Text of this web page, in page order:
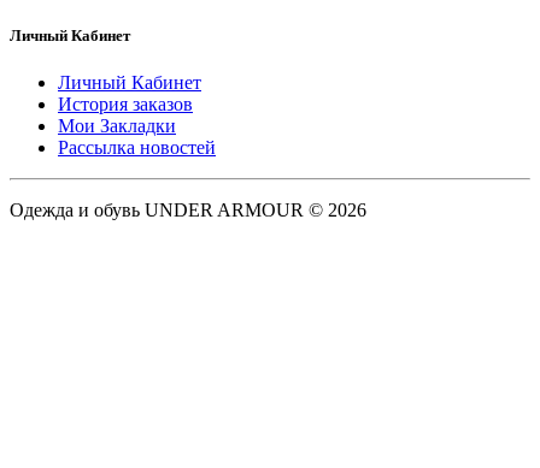
Личный Кабинет
Личный Кабинет
История заказов
Мои Закладки
Рассылка новостей
Одежда и обувь UNDER ARMOUR © 2026